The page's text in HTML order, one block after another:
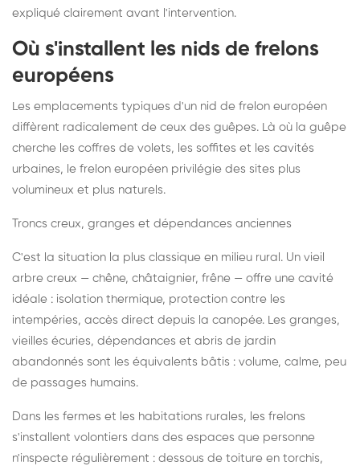
expliqué clairement avant l'intervention.
Où s'installent les nids de frelons
européens
Les emplacements typiques d'un nid de frelon européen
diffèrent radicalement de ceux des guêpes. Là où la guêpe
cherche les coffres de volets, les soffites et les cavités
urbaines, le frelon européen privilégie des sites plus
volumineux et plus naturels.
Troncs creux, granges et dépendances anciennes
C'est la situation la plus classique en milieu rural. Un vieil
arbre creux — chêne, châtaignier, frêne — offre une cavité
idéale : isolation thermique, protection contre les
intempéries, accès direct depuis la canopée. Les granges,
vieilles écuries, dépendances et abris de jardin
abandonnés sont les équivalents bâtis : volume, calme, peu
de passages humains.
Dans les fermes et les habitations rurales, les frelons
s'installent volontiers dans des espaces que personne
n'inspecte régulièrement : dessous de toiture en torchis,